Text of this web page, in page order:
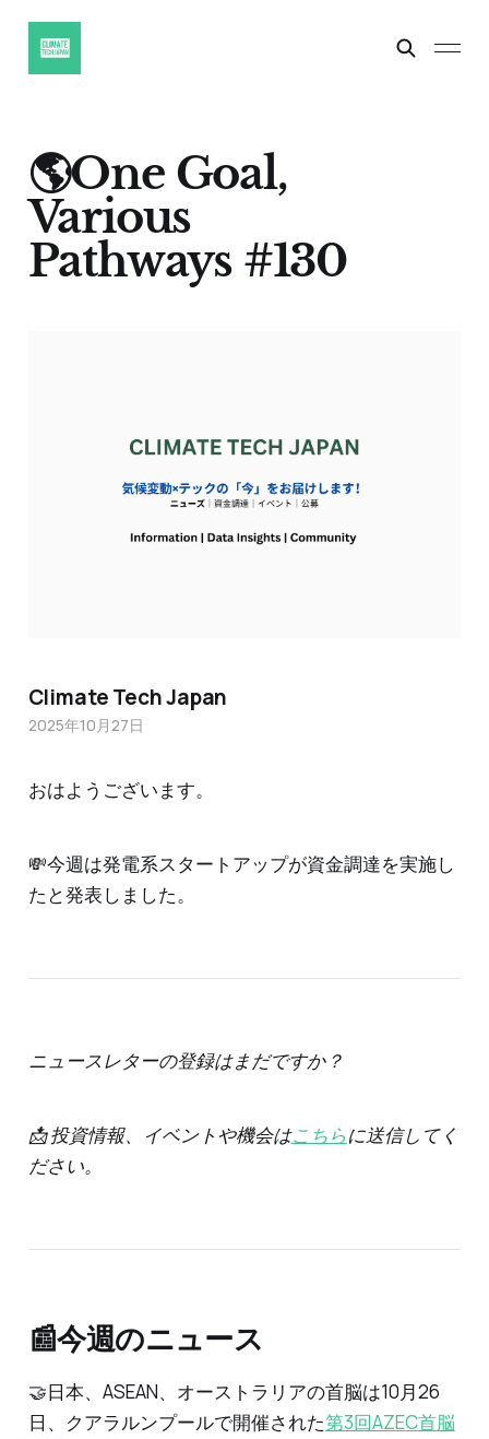
🌎One Goal,
Various
Pathways #130
おはようございます。
💸今週は発電系スタートアップが資金調達を実施し
たと発表しました。
ニュースレターの登録はまだですか？
📩 投資情報、イベントや機会はこちらに送信してく
ださい。
📰今週のニュース
🤝日本、ASEAN、オーストラリアの首脳は10月26
日、クアラルンプールで開催された第3回AZEC首脳
Climate Tech Japan
2025年10月27日